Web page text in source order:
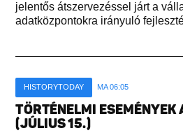
jelentős átszervezéssel járt a
adatközpontokra irányuló
HISTORYTODAY MA 06:05
TÖRTÉNELMI ESEMÉNYEK
(JÚLIUS 15.)